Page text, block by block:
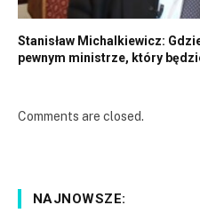
Stanisław Michalkiewicz:
pewnym ministrze, który
Comments are closed.
NAJNOWSZE: